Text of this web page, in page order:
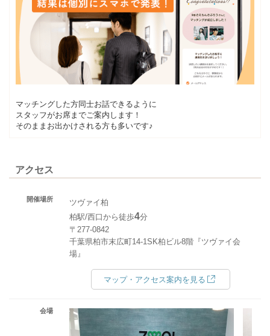
マッチングした方同士お話できるように
スタッフがお席までご案内します！
そのままお出かけされる方も多いです♪
アクセス
開催場所
ツヴァイ柏
柏駅/西口から徒歩4分
〒277-0842
千葉県柏市末広町14-1SK柏ビル8階『ツヴァイ会
場』
マップ・アクセス案内を見る
会場